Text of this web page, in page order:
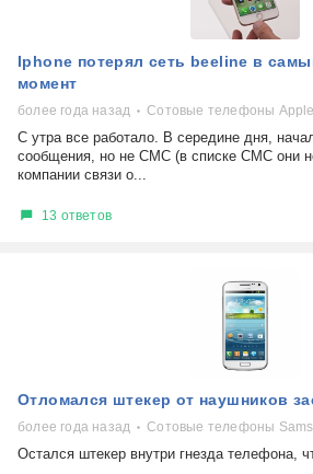
Iphone потерял сеть beeline в
момент
более года назад Сотовые телефоны
С утра все работало. В середине дня,
сообщения, но не СМС (в списке СМС они
компании связи о...
13 ответов
Отломался штекер от наушников
более года назад Сотовые телефоны
Остался штекер внутри гнезда телефона,